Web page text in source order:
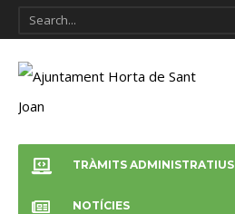
TRÀMITS ADMINISTRATIUS
NOTÍCIES